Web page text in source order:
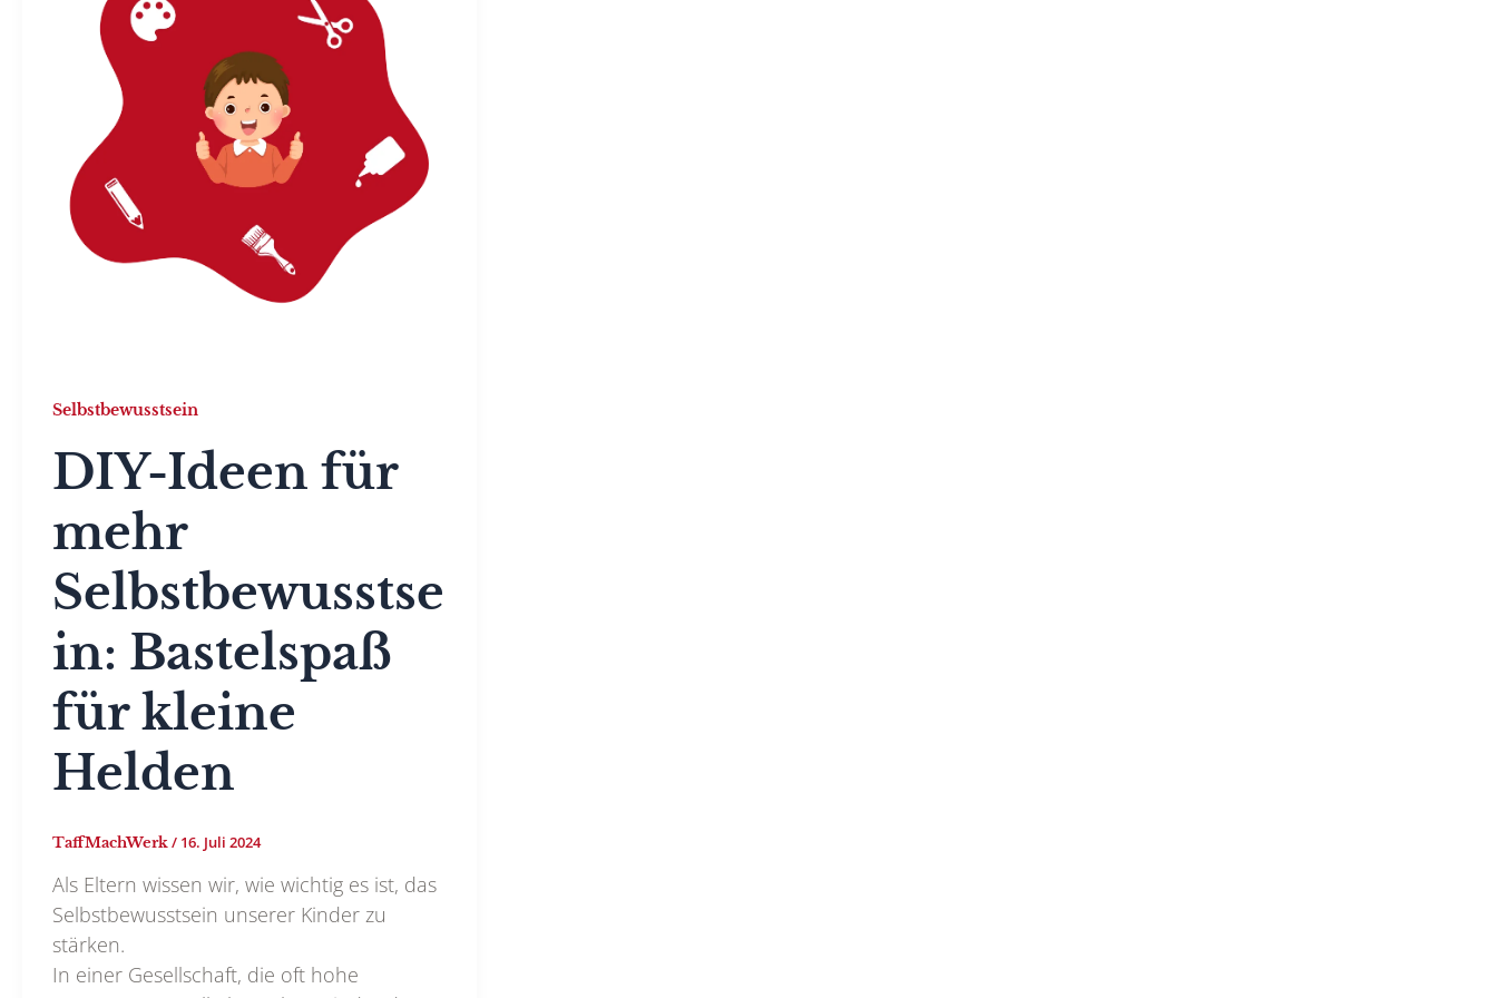
Selbstbewusstsein
DIY-Ideen für
mehr
Selbstbewusstse
in: Bastelspaß
für kleine
Helden
TaffMachWerk/ 16. Juli 2024
Als Eltern wissen wir, wie wichtig es ist, das
Selbstbewusstsein unserer Kinder zu
stärken.
In einer Gesellschaft, die oft hohe